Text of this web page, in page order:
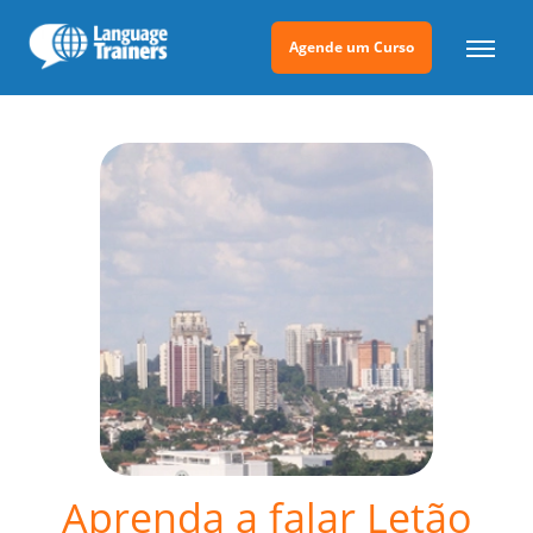
Agende um Curso
Aprenda a falar Letão